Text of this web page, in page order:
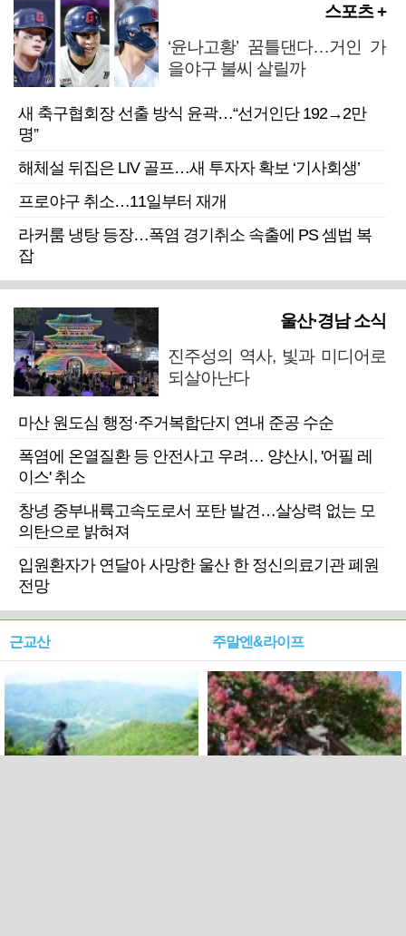
스포츠 +
‘윤나고황’ 꿈틀댄다…거인 가
을야구 불씨 살릴까
새 축구협회장 선출 방식 윤곽…“선거인단 192→2만
명”
해체설 뒤집은 LIV 골프…새 투자자 확보 ‘기사회생’
프로야구 취소…11일부터 재개
라커룸 냉탕 등장…폭염 경기취소 속출에 PS 셈법 복
잡
울산·경남 소식
진주성의 역사, 빛과 미디어로
되살아난다
마산 원도심 행정·주거복합단지 연내 준공 수순
폭염에 온열질환 등 안전사고 우려… 양산시, '어필 레
이스' 취소
창녕 중부내륙고속도로서 포탄 발견…살상력 없는 모
의탄으로 밝혀져
입원환자가 연달아 사망한 울산 한 정신의료기관 폐원
전망
근교산 주말엔&라이프